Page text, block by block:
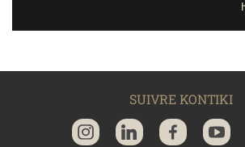
SUIVRE KONTIKI